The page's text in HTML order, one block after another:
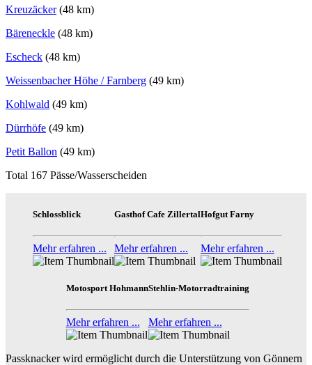
Kreuzäcker(48 km)
Bäreneckle (48 km)
Escheck (48 km)
Weissenbacher Höhe / Farnberg (49 km)
Kohlwald (49 km)
Dürrhöfe (49 km)
Petit Ballon (49 km)
Total 167 Pässe/Wasserscheiden
Schlossblick
Mehr erfahren ...
Gasthof Cafe Zillertal
Mehr erfahren ...
Hofgut Farny
Mehr erfahren ...
Motosport Hohmann
Mehr erfahren ...
Stehlin-Motorradtraining
Mehr erfahren ...
Passknacker wird ermöglicht durch die Unterstützung von Gönnern